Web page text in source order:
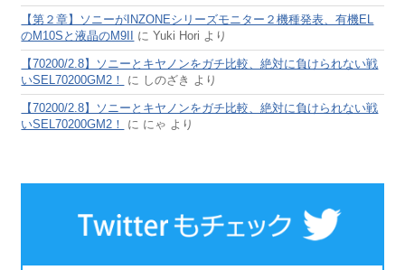
【第２章】ソニーがINZONEシリーズモニター２機種発表、有機EL
のM10Sと液晶のM9II
にYuki Hori より
【70200/2.8】ソニーとキヤノンをガチ比較、絶対に負けられない戦
いSEL70200GM2！
に しのざき より
【70200/2.8】ソニーとキヤノンをガチ比較、絶対に負けられない戦
いSEL70200GM2！
に にゃ より